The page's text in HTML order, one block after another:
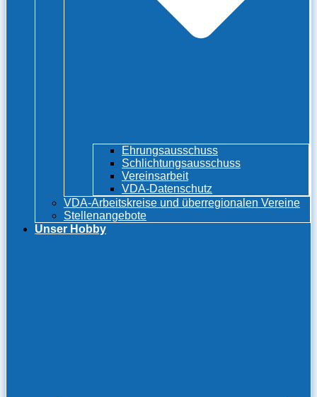
Ehrungsausschuss
Schlichtungsausschuss
Vereinsarbeit
VDA-Datenschutz
VDA-Arbeitskreise und überregionalen Vereine
Stellenangebote
Unser Hobby